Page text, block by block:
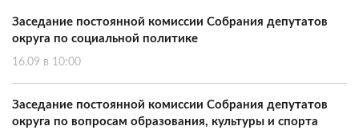
Заседание постоянной комиссии Собрания депутатов
округа по социальной политике
16.09 в 10:00
Заседание постоянной комиссии Собрания депутатов
округа по вопросам образования, культуры и спорта